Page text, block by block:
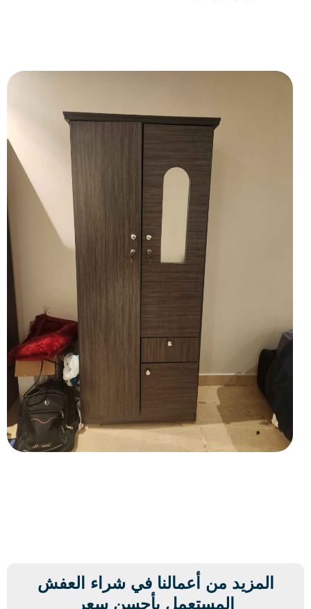
المزيد من أعمالنا في شراء العفش
المستعمل بأحسن سعر